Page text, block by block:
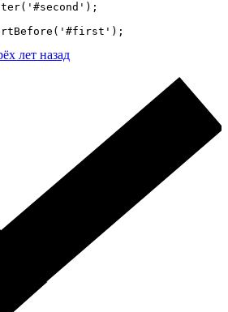
лет назад